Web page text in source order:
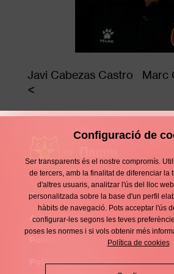
Javi Cabezas Castro Marc
Enllaços
d'interès
Contacte
Footer
Avís legal
Política de privacitat
Política de cookies
Configuració de
Ser transparents és el nostre compromís.
de tercers, amb la finalitat de diferenciar la
d'altres usuaris, analitzar l'ús del lloc
personalitzada sobre la base d'un perfil
hàbits de navegació. Pots acceptar l'ús
configurar-les segons les teves
poses les normes i si vols obtenir més
Política de cookies